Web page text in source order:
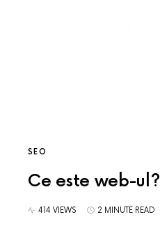
SEO
Ce este web-ul?
414 VIEWS 2 MINUTE READ